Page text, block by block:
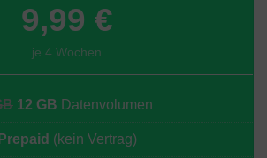
9,99 €
je 4 Wochen
12 GB Datenvolumen
Prepaid (kein Vertrag)